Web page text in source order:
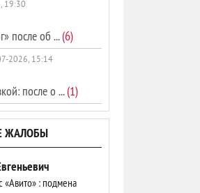
19:30
после об ...(6)
2026, 15:14
после о ...(1)
ЖАЛОБЫ
: подмена